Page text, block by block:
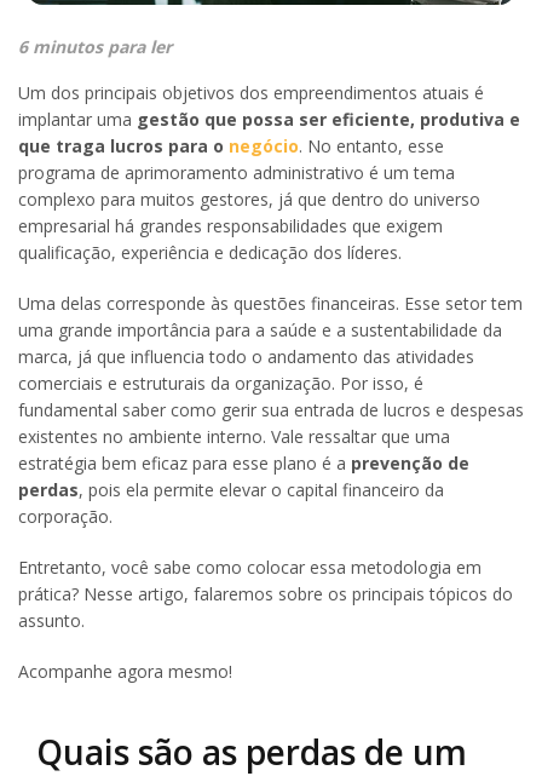
6 minutos para ler
Um dos principais objetivos dos empreendimentos atuais é
implantar uma gestão que possa ser eficiente, produtiva e
que traga lucros para o negócio. No entanto, esse
programa de aprimoramento administrativo é um tema
complexo para muitos gestores, já que dentro do universo
empresarial há grandes responsabilidades que exigem
qualificação, experiência e dedicação dos líderes.
Uma delas corresponde às questões financeiras. Esse setor tem
uma grande importância para a saúde e a sustentabilidade da
marca, já que influencia todo o andamento das atividades
comerciais e estruturais da organização. Por isso, é
fundamental saber como gerir sua entrada de lucros e despesas
existentes no ambiente interno. Vale ressaltar que uma
estratégia bem eficaz para esse plano é a prevenção de
perdas, pois ela permite elevar o capital financeiro da
corporação.
Entretanto, você sabe como colocar essa metodologia em
prática? Nesse artigo, falaremos sobre os principais tópicos do
assunto.
Acompanhe agora mesmo!
Quais são as perdas de um